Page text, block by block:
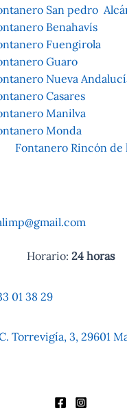
San pedro
Benahavís
Fuengirola
Guaro
Nueva
Casares
Manilva
Monda
Fontanero Rincón de
Horario: 24 horas
01 38 29
Torrevigía, 3, 29601